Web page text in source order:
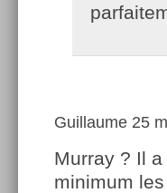
Guillaume 25
Murray ? Il
minimum